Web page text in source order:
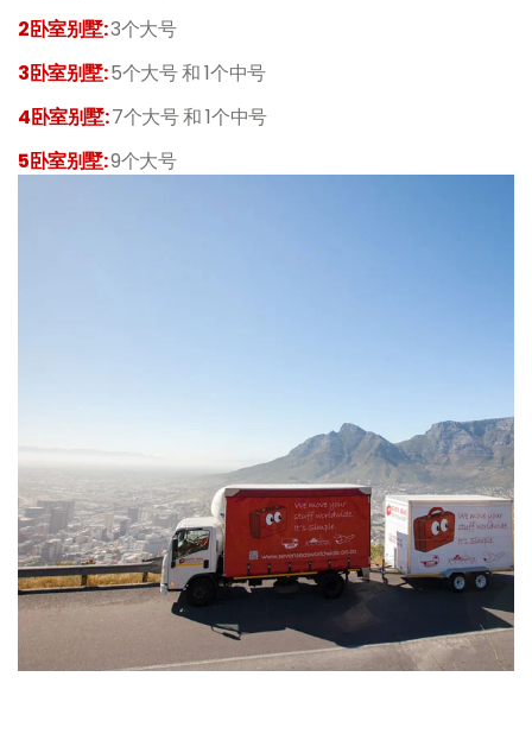
2卧室别墅:3个大号
3卧室别墅:5个大号和1个中号
4卧室别墅:7个大号和1个中号
5卧室别墅:9个大号